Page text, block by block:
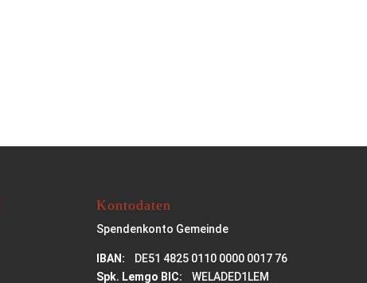
Kontodaten
Spendenkonto Gemeinde
IBAN: DE51 4825 0110 0000 0017 76
Spk. Lemgo BIC: WELADED1LEM